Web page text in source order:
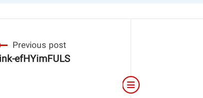
Previous post
efHYimFULS